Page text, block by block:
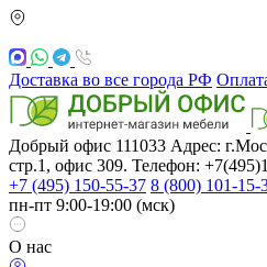
Доставка во все города РФ
Добрый офис 111033 Адрес:
стр.1, офис 309. Телефон:
+7 (495) 150-55-37 8 (800) 101-15-
пн-пт 9:00-19:00 (мск)
О нас